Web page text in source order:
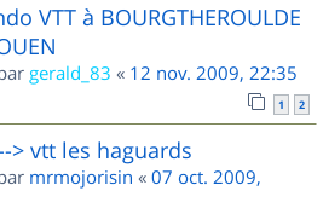
VTT à BOURGTHEROULDE
gerald_83 « 12 nov. 2009, 22:35
1 2
> vtt les haguards
mrmojorisin « 07 oct. 2009,